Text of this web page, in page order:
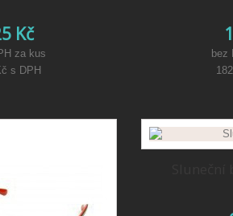
Kč
za kus
s DPH
bez